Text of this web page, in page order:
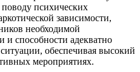
психических
зависимости,
необходимой
и способности адекватно
обеспечивая высокий
мероприятиях.